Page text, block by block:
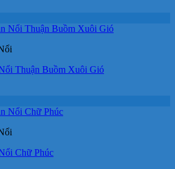
Thuận Buồm Xuôi Gió
Chữ Phúc